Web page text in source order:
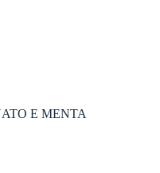
E MENTA